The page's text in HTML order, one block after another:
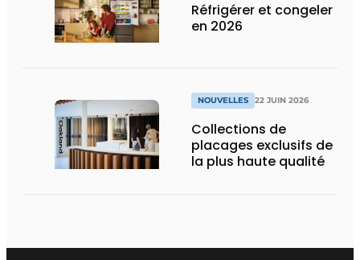
Réfrigérer et congeler
en 2026
NOUVELLES 22 JUIN 2026
Collections de
placages exclusifs de
la plus haute qualité